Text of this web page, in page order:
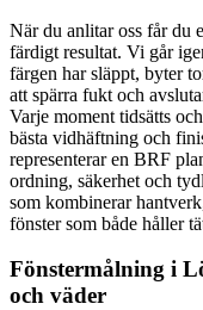
När du anlitar oss får du
färdigt resultat. Vi går
färgen har släppt, byter
att spärra fukt och
Varje moment tidsätts
bästa vidhäftning och
representerar en BRF
ordning, säkerhet och
som kombinerar
fönster som både håller
Fönstermålning i
och väder